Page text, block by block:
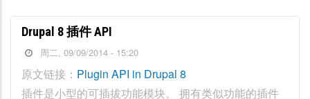
Drupal 8 插件 API
周二, 09/09/2014 - 15:20
原文链接： Plugin API in Drupal 8
插件是小型的可插拔功能模块。 拥有类似功能的插件